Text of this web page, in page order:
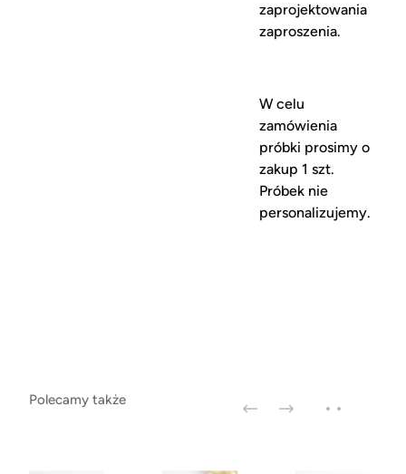
zaprojektowania
zaproszenia.
W celu
zamówienia
próbki prosimy o
zakup 1 szt.
Próbek nie
personalizujemy.
Polecamy także